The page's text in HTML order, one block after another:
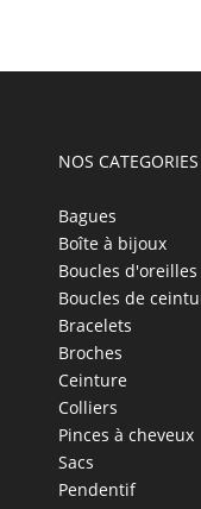
NOS CATEGORIES
Bagues
Boîte à bijoux
Boucles d'oreilles
Boucles de
Bracelets
Broches
Ceinture
Colliers
Pinces à cheveux
Sacs
Pendentif